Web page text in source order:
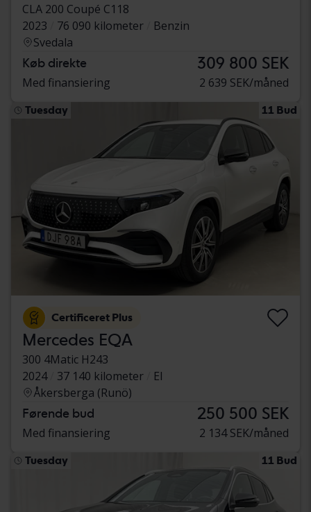
CLA 200 Coupé C118
2023
76 090 kilometer
Benzin
Svedala
Køb direkte 309 800 SEK
Med finansiering 2 639 SEK/måned
Tuesday 11 Bud
Certificeret Plus
Mercedes EQA
300 4Matic H243
2024
37 140 kilometer
El
Åkersberga (Runö)
Førende bud 250 500 SEK
Med finansiering 2 134 SEK/måned
Tuesday 11 Bud